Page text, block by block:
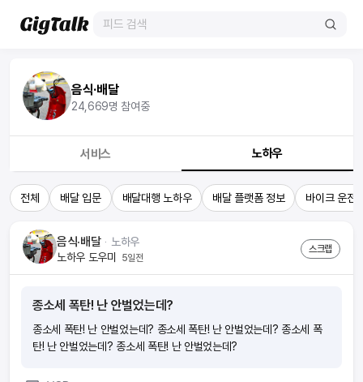
음식·배달
24,669명 참여중
서비스 노하우
전체 배달 입문 배달대행 노하우 배달 플랫폼 정보 바이크 운전
음식·배달ᆞ 노하우
노하우 도우미
5일전
스크랩
종소세 폭탄! 난 안벌었는데?
종소세 폭탄! 난 안벌었는데? 종소세 폭탄! 난 안벌었는데? 종소세 폭
탄! 난 안벌었는데? 종소세 폭탄! 난 안벌었는데?